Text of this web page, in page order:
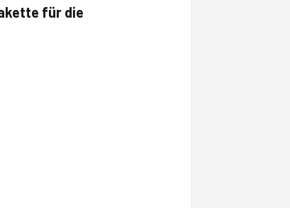
für die